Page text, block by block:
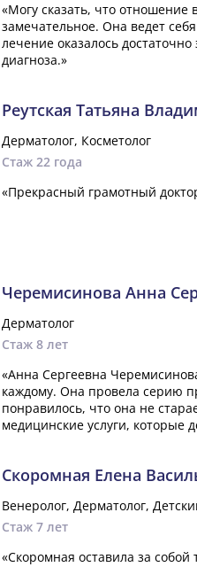
«Могу сказать, что
замечательное. Она ведет
лечение оказалось
диагноза.»
Реутская Татьяна
Дерматолог, Косметолог
Стаж 22 года
«Прекрасный грамотный
Черемисинова Анна
Дерматолог
Стаж 8 лет
«Анна Сергеевна
каждому. Она провела серию
понравилось, что она не
медицинские услуги, которые
Скоромная Елена
Венеролог, Дерматолог,
Стаж 7 лет
«Скоромная оставила за